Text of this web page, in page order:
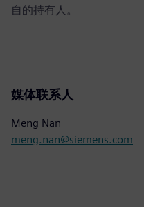
自的持有人。
媒体联系人
Meng Nan
meng.nan@siemens.com